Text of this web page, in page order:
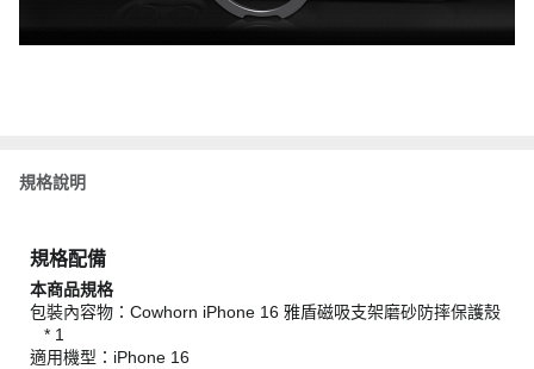
規格說明
規格配備
本商品規格
包裝內容物：Cowhorn iPhone 16 雅盾磁吸支架磨砂防摔保護殼
* 1
適用機型：iPhone 16